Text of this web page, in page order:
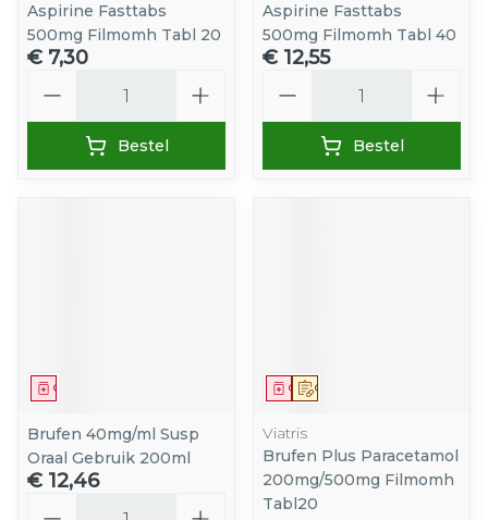
Aspirine Fasttabs
500mg Filmomh Tabl 20
€ 7,30
Bestel
Aspirine Fasttabs
500mg Filmomh Tabl 40
€ 12,55
Bestel
Geneesmiddel
Brufen 40mg/ml Susp
Oraal Gebruik 200ml
€ 12,46
Op voorschrift
Geneesmiddel
Viatris
Brufen Plus Paracetamol
200mg/500mg Filmomh
Tabl20